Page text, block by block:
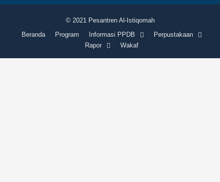
o g b
© 2021 Pesantren Al-Istiqomah
Beranda
Program Informasi PPDB
Perpustakaan
Rapor
Wakaf